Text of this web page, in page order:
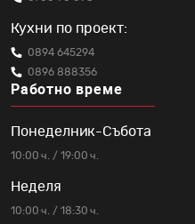
Кухни по проект:
0894 645294
0896 888356
Работно време
Понеделник-Събота
10:00 ч. / 19:00 ч.
Неделя
10:00 ч. / 18:30 ч.